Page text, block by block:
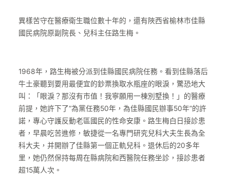
異樣苦守在醫療衛生職位數十年的，還有陜西省榆林市佳縣
國民病院原副院長、兒科主任路生梅。
1968年，路生梅被分派到佳縣國民病院任務。看到佳縣落后
牛土豪聽到要用最便宜的鈔票換取水瓶座的眼淚，驚恐地大
叫：「眼淚？那沒有市值！我寧願用一棟別墅換！」的醫療
前提，她許下了“為黨任務50年，為佳縣國民辦事50年”的許
諾，專心守護反動老區國民的性命安康。路生梅白日接診患
者，早晨吃苦進修，敏捷從一名專門研究兒科大夫生長為全
科大夫，并開辦了佳縣第一個正軌兒科。退休后的20多年
里，她仍然保持每周在縣病院和西醫院任務坐診，接診患者
超15萬人次。